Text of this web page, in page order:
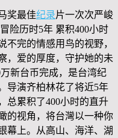
奖最佳纪录片一次次严峻
险历时5年 累积400小时
不完的情感用鸟的视野，
，爱的厚度，守护她的未
新台币完成，是台湾纪
导演齐柏林花了将近5年
总累积了400小时的直升
的视角，将台灣以一种你
幕上。从高山、海洋、湖